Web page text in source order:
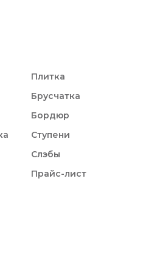
Плитка
Брусчатка
Бордюр
Ступени
Слэбы
Прайс-лист